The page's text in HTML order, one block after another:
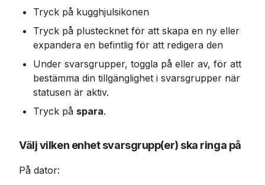
Tryck på kugghjulsikonen
Tryck på plustecknet för att skapa en ny eller
expandera en befintlig för att redigera den
Under svarsgrupper, toggla på eller av, för att
bestämma din tillgänglighet i svarsgrupper när
statusen är aktiv.
Tryck på spara.
Välj vilken enhet svarsgrupp(er) ska ringa på
På dator: